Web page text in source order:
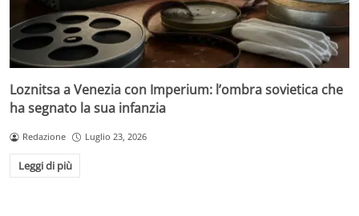
Loznitsa a Venezia con Imperium: l’ombra sovietica che
ha segnato la sua infanzia
Redazione Luglio 23, 2026
Leggi di più